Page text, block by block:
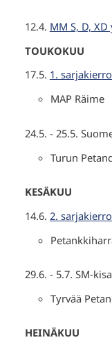
12.4. MM S, D,
TOUKOKUU
17.5. 1.
MAP Räime
24.5. - 25.5.
Turun
KESÄKUU
14.6. 2.
29.6. - 5.7. SM-
Tyrvää
HEINÄKUU